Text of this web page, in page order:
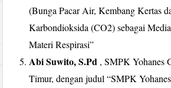
(Bunga Pacar Air, Kembang Kertas
Karbondioksida (CO2) sebagai
Materi Respirasi”
Abi Suwito, S.Pd , SMPK Yohanes
Timur, dengan judul “SMPK